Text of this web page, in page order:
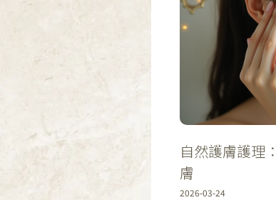
自然護膚護理
膚
2026-03-24
理：
然，
有
健
康
透
亮
肌